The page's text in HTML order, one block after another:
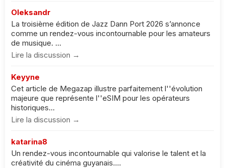
Oleksandr
La troisième édition de Jazz Dann Port 2026 s’annonce
comme un rendez-vous incontournable pour les amateurs
de musique. ...
Lire la discussion →
Keyyne
Cet article de Megazap illustre parfaitement l''évolution
majeure que représente l''eSIM pour les opérateurs
historiques...
Lire la discussion →
katarina8
Un rendez-vous incontournable qui valorise le talent et la
créativité du cinéma guyanais....